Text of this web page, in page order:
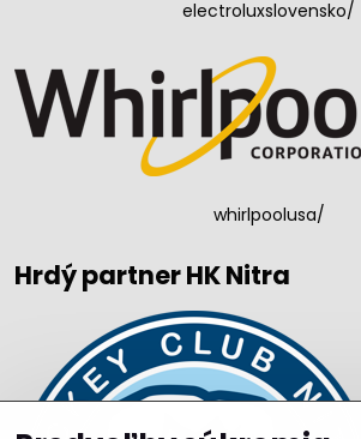
electroluxslovensko/
whirlpoolusa/
Hrdý partner HK Nitra